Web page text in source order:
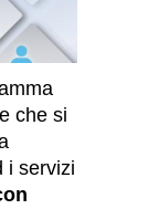
che si
i servizi